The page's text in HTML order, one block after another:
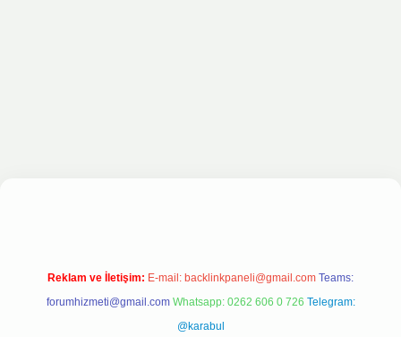
Reklam ve İletişim: E-mail: backlinkpaneli@gmail.com Teams:
forumhizmeti@gmail.com Whatsapp: 0262 606 0 726 Telegram:
@karabul